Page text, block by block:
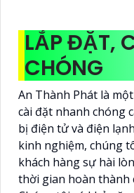
LẮP ĐẶT,
CHÓNG
An Thành Phát là
cài đặt nhanh chóng
bị điện tử và điện
kinh nghiệm, chúng
khách hàng sự hài
thời gian hoàn thành